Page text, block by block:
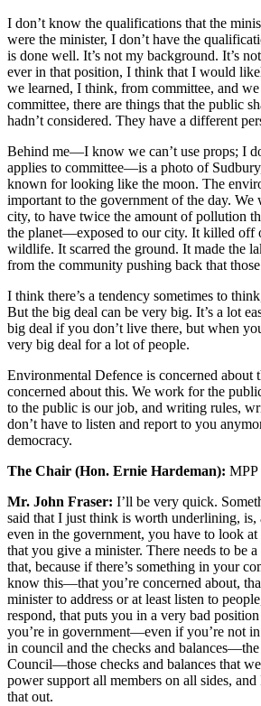
I don’t know the qualifications that the
were the minister, I don’t have the
is done well. It’s not my background. It’s
ever in that position, I think that I would
we learned, I think, from committee, and
committee, there are things that the public
hadn’t considered. They have a different
Behind me—I know we can’t use props; I
applies to committee—is a photo of
known for looking like the moon. The
important to the government of the day.
city, to have twice the amount of pollution
the planet—exposed to our city. It killed off
wildlife. It scarred the ground. It made the
from the community pushing back that
I think there’s a tendency sometimes to
But the big deal can be very big. It’s a lot
big deal if you don’t live there, but when
very big deal for a lot of people.
Environmental Defence is concerned about
concerned about this. We work for the
to the public is our job, and writing rules,
don’t have to listen and report to you
democracy.
The Chair (Hon. Ernie Hardeman): MPP
Mr. John Fraser: I’ll be very quick.
said that I just think is worth underlining, is,
even in the government, you have to look
that you give a minister. There needs to be
that, because if there’s something in your
know this—that you’re concerned about,
minister to address or at least listen to
respond, that puts you in a very bad
you’re in government—even if you’re not
in council and the checks and
Council—those checks and balances that
power support all members on all sides,
that out.